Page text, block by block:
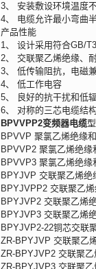
3、 安装敷设环境温度
4、 电缆允许最小弯曲
产品性能
1、 设计采用符合GB/
2、 交联聚乙烯绝缘、
3、 低传输阻抗，电磁
4、 低工作电容
5、 良好的抗干扰和低
6、 对称的三芯电缆结
BPVVPP2变频器电缆
BPVVP 聚氯乙烯绝缘
BPVVP2 聚氯乙烯绝
BPVVP3 聚氯乙烯绝
BPYJVP 交联聚乙烯绝
BPYJVPP2 交联聚乙
BPYJVP2 交联聚乙烯
BPYJVP3 交联聚乙烯
BPYJVP2-22铜芯交联
ZR-BPYJVP 交联聚乙
ZR-BPYJVP2 交联聚
ZR-BPYJVP3 交联聚